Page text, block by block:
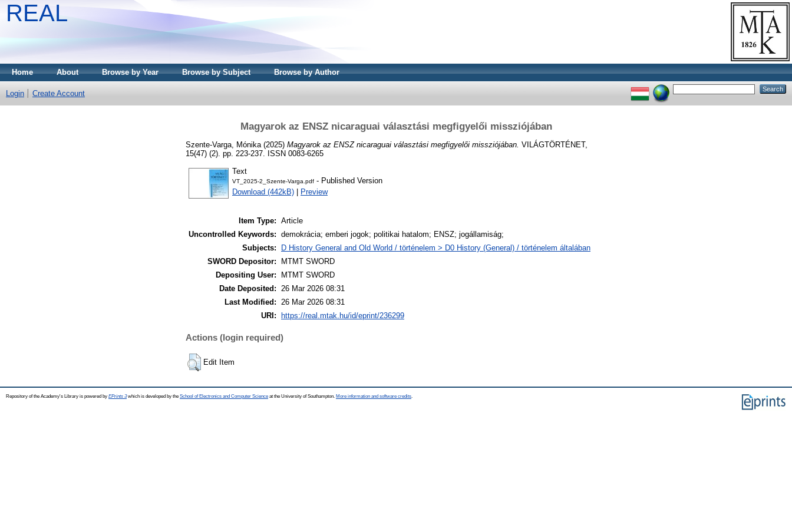
REAL
Home About Browse by Year Browse by Subject Browse by Author
Login Create Account
Magyarok az ENSZ nicaraguai választási megfigyelői missziójában
Szente-Varga, Mónika (2025) Magyarok az ENSZ nicaraguai választási megfigyelői missziójában. VILÁGTÖRTÉNET,
15(47) (2). pp. 223-237. ISSN 0083-6265
Text
VT_2025-2_Szente-Varga.pdf - Published Version
Download (442kB)
Preview
Item Type: Article
Uncontrolled Keywords: demokrácia; emberi jogok; politikai hatalom; ENSZ; jogállamiság;
Subjects:
D History General and Old World / történelem > D0 History (General) / történelem általában
SWORD Depositor:
MTMT SWORD
Depositing User:
MTMT SWORD
Date Deposited: 26 Mar 2026 08:31
Last Modified: 26 Mar 2026 08:31
URI:
https://real.mtak.hu/id/eprint/236299
Actions (login required)
Edit Item
Repository of the Academy's Library is powered by EPrints 3which is developed by the School of Electronics and Computer Science at the University of Southampton. More information and software credits